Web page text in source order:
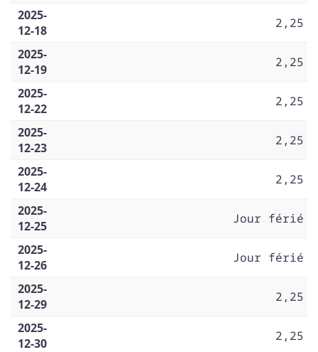
2025-
12-18
2,25
2025-
12-19
2,25
2025-
12-22
2,25
2025-
12-23
2,25
2025-
12-24
2,25
2025-
12-25
Jour férié
2025-
12-26
Jour férié
2025-
12-29
2,25
2025-
12-30
2,25